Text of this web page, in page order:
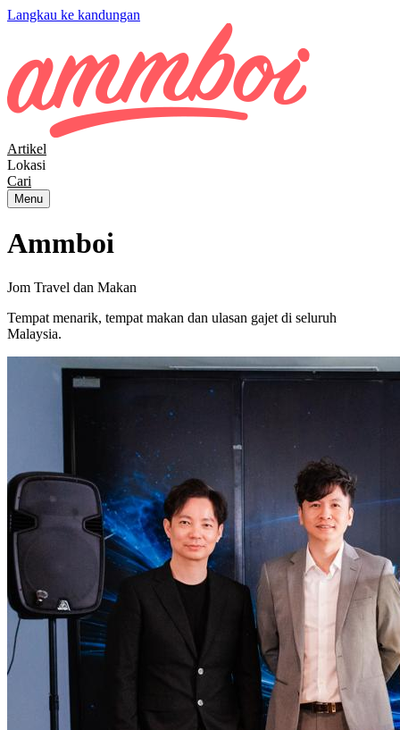
Langkau ke kandungan
Artikel
Lokasi
Cari
Menu
Ammboi
Jom Travel dan Makan
Tempat menarik, tempat makan dan ulasan gajet di seluruh
Malaysia.